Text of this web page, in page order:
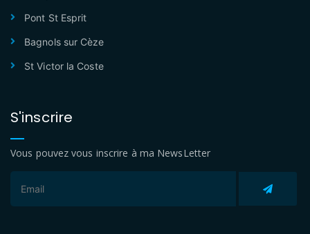
Pont St Esprit
Bagnols sur Cèze
St Victor la Coste
S'inscrire
Vous pouvez vous inscrire à ma NewsLetter